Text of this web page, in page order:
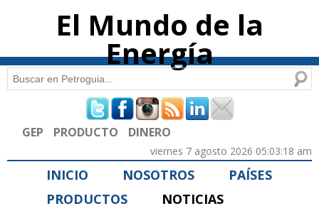
El Mundo de la
Energía
Formulario de búsqueda
Buscar
GEP PRODUCTO DINERO
viernes 7 agosto 2026 05:03:18 am
INICIO NOSOTROS
PAÍSES
PRODUCTOS
NOTICIAS